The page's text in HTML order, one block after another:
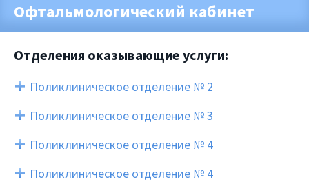
Офтальмологический кабинет
Отделения оказывающие услуги:
Поликлиническое отделение № 2
Поликлиническое отделение № 3
Поликлиническое отделение № 4
Поликлиническое отделение № 4